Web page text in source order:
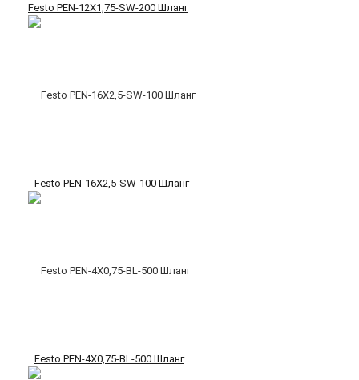
Festo PEN-12X1,75-SW-200 Шланг
Festo PEN-16X2,5-SW-100 Шланг
Festo PEN-4X0,75-BL-500 Шланг